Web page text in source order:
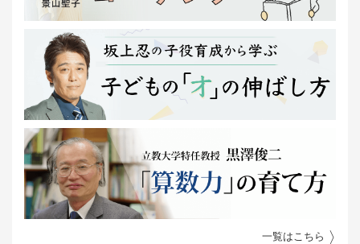
一覧はこちら